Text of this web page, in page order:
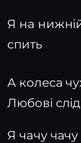
Я на
спить
А колеса
Любові
Я чачу